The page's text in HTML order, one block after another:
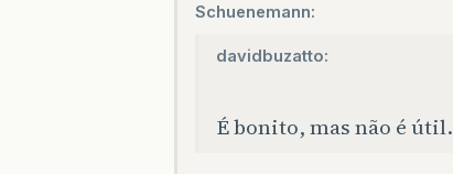
Schuenemann:
davidbuzatto:
É bonito, mas não é útil.